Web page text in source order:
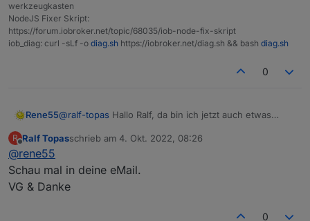
werkzeugkasten
NodeJS Fixer Skript:
https://forum.iobroker.net/topic/68035/iob-node-fix-skript
iob_diag: curl -sLf -o diag.sh https://iobroker.net/diag.sh && bash diag.sh
0
Rene55@ralf-topas Hallo Ralf, da bin ich jetzt auch etwas
(raschy@gmx.de) deine 4 Zugangsdaten. Dann kann
R
Offline
Ralf Topasschrieb am 4. Okt. 2022, 08:26
zuletzt editiert von
@rene55
Schau mal in deine eMail.
VG & Danke
0